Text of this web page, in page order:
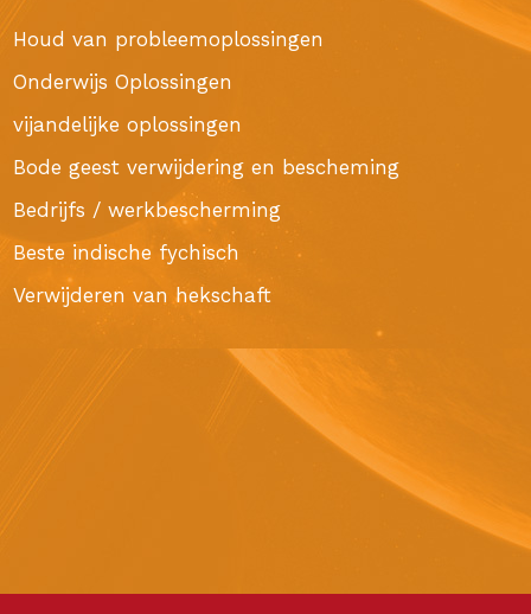
Houd van probleemoplossingen
Onderwijs Oplossingen
vijandelijke oplossingen
Bode geest verwijdering en bescheming
Bedrijfs / werkbescherming
Beste indische fychisch
Verwijderen van hekschaft